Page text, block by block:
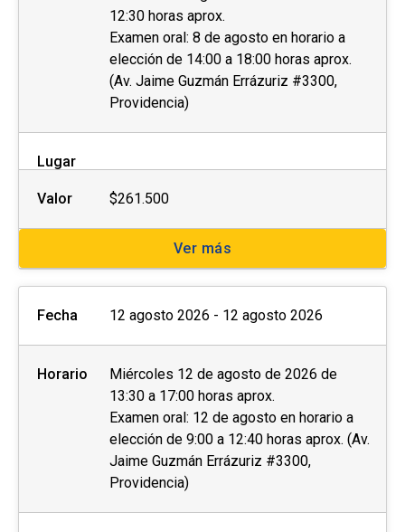
Las personas interesadas deberán completar la
ficha de postulación que se encuentra al costado
derecho de esta página web y enviar los
siguientes documentos al momento de la
postulación o de manera posterior a la
coordinación a cargo:
Fotocopia simple del carnet de identidad por
Otros (preguntar a la unidad)
asistencia adecuadas, invitamos a
(visual o auditiva) u otra, a dar aviso de esto
durante el proceso de postulación.
postular no asegura el cupo, una vez
inscrito o aceptado en el programa se debe
pagar el valor completo de la actividad para
estar matriculado.
12:30 horas aprox.
Examen oral: 8 de agosto en horario a
elección de 14:00 a 18:00 horas aprox.
(Av. Jaime Guzmán Errázuriz #3300,
Providencia)
Lugar
Valor $261.500
Ver más
Fecha 12 agosto 2026 - 12 agosto 2026
Horario
Miércoles 12 de agosto de 2026 de
13:30 a 17:00 horas aprox.
Examen oral: 12 de agosto en horario a
elección de 9:00 a 12:40 horas aprox. (Av.
Jaime Guzmán Errázuriz #3300,
Providencia)